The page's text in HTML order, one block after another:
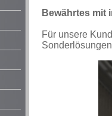
Bewährtes mit
Für unsere